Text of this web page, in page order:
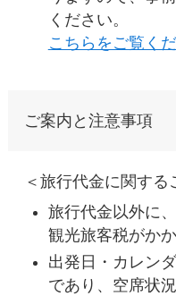
ください。
こちらをご覧く
ご案内と注意事項
＜旅行代金に関する
旅行代金以外に
観光旅客税がかか
出発日・カレン
であり、空席状